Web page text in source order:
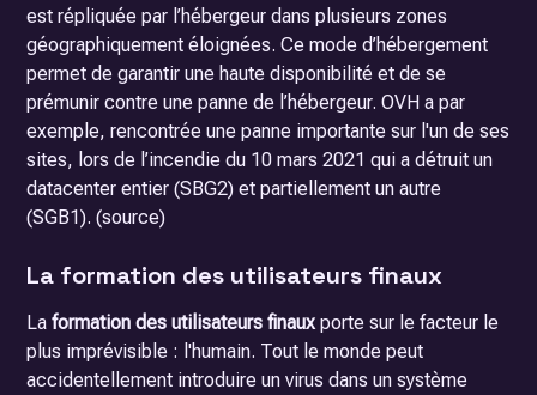
est répliquée par l’hébergeur dans plusieurs zones
géographiquement éloignées. Ce mode d’hébergement
permet de garantir une haute disponibilité et de se
prémunir contre une panne de l’hébergeur. OVH a par
exemple, rencontrée une panne importante sur l'un de ses
sites, lors de l’incendie du 10 mars 2021 qui a détruit un
datacenter entier (SBG2) et partiellement un autre
(SGB1). (source)
La formation des utilisateurs finaux
Laformation des utilisateurs finaux porte sur le facteur le
plus imprévisible : l'humain. Tout le monde peut
accidentellement introduire un virus dans un système